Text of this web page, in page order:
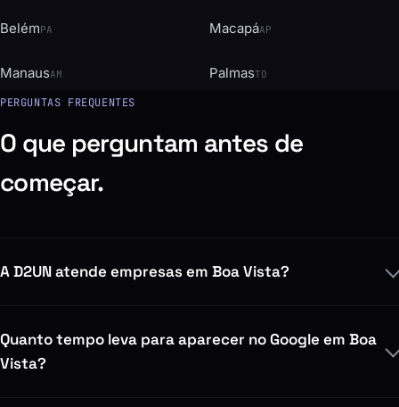
BelémPA MacapáAP
ManausAM PalmasTO
PERGUNTAS FREQUENTES
O que perguntam antes de
começar.
A D2UN atende empresas em Boa Vista?
Quanto tempo leva para aparecer no Google em Boa
Vista?